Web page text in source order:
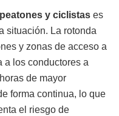
y ciclistas es
situación. La rotonda
y zonas de acceso a
a los conductores a
de mayor
forma continua, lo que
el riesgo de